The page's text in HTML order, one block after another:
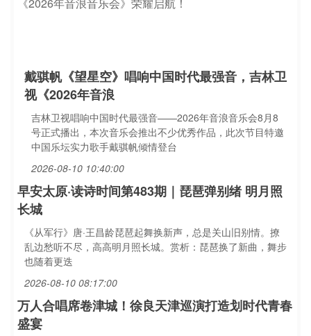
戴骐帆《望星空》唱响中国时代最强音，吉林卫
视《2026年音浪
吉林卫视唱响中国时代最强音——2026年音浪音乐会8月8
号正式播出，本次音乐会推出不少优秀作品，此次节目特邀
中国乐坛实力歌手戴骐帆倾情登台
2026-08-10 10:40:00
早安太原·读诗时间第483期｜琵琶弹别绪 明月照
长城
《从军行》唐·王昌龄琵琶起舞换新声，总是关山旧别情。撩
乱边愁听不尽，高高明月照长城。赏析：琵琶换了新曲，舞步
也随着更迭
2026-08-10 08:17:00
万人合唱席卷津城！徐良天津巡演打造划时代青春
盛宴